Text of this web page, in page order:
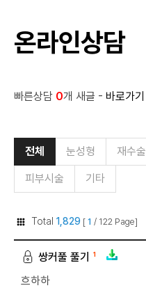
온라인상담
빠른상담 0개 새글 - 바로가기
전체 눈성형 재수술
피부시술 기타
Total 1,829 [ 1 / 122 Page]
쌍커풀 풀기 1
흐하하